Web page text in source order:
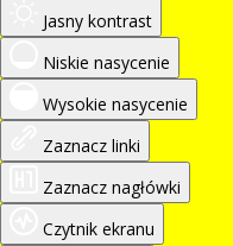
Jasny kontrast
Niskie nasycenie
Wysokie nasycenie
Zaznacz linki
Zaznacz nagłówki
Czytnik ekranu